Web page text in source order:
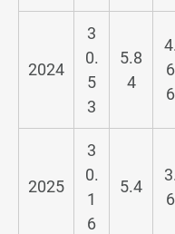
2024
3
0.
5
3
5.8
4
4.
6
6
2025
3
0.
1
6
5.4
3.
6